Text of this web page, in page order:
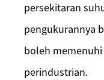
persekitaran
pengukurannya
boleh
perindustrian.